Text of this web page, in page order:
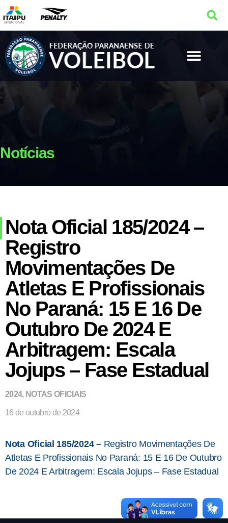
Notícias
Nota Oficial 185/2024 –
Registro
Movimentações De
Atletas E Profissionais
No Paraná: 15 E 16 De
Outubro De 2024 E
Arbitragem: Escala
Jojups – Fase Estadual
2024, NOTAS OFICIAIS
16 de outubro de 2024
Nota Oficial 185/2024 – Registro Movimentações De
Atletas E Profissionais No Paraná: 15 E 16 De Outubro
De 2024 E Arbitragem: Escala Jojups – Fase Estadual